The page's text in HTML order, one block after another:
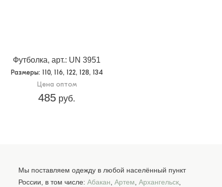
Футболка, арт.: UN 3951
Размеры: 110, 116, 122, 128, 134
Цена оптом
485 руб.
Мы поставляем одежду в любой населённый пункт
России, в том числе: Абакан Артем Архангельск